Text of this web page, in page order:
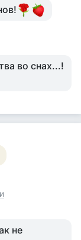
во снах...!
не